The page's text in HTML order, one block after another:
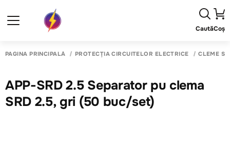
CautăCoș
PAGINA PRINCIPALĂ PROTECȚIA CIRCUITELOR ELECTRICE CLEME SI
APP-SRD 2.5 Separator pu clema
SRD 2.5, gri (50 buc/set)